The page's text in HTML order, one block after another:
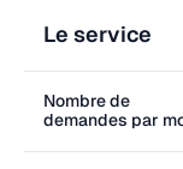
Le service
Nombre de
demandes par